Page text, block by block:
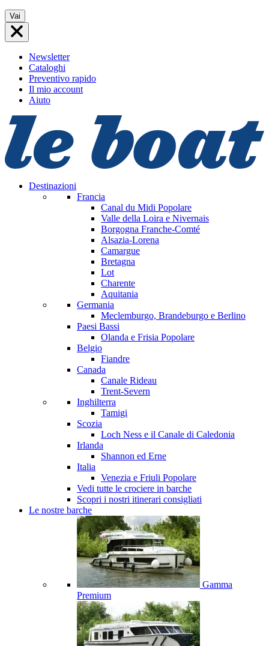
Vai
al
contenuto
Vai
Newsletter
Cataloghi
Preventivo rapido
Il mio account
Aiuto
Destinazioni
Francia
Canal du Midi Popolare
Valle della Loira e Nivernais
Borgogna Franche-Comté
Alsazia-Lorena
Camargue
Bretagna
Lot
Charente
Aquitania
Germania
Meclemburgo, Brandeburgo e Berlino
Paesi Bassi
Olanda e Frisia Popolare
Belgio
Fiandre
Canada
Canale Rideau
Trent-Severn
Inghilterra
Tamigi
Scozia
Loch Ness e il Canale di Caledonia
Irlanda
Shannon ed Erne
Italia
Venezia e Friuli Popolare
Vedi tutte le crociere in barche
Scopri i nostri itinerari consigliati
Le nostre barche
Gamma
Premium